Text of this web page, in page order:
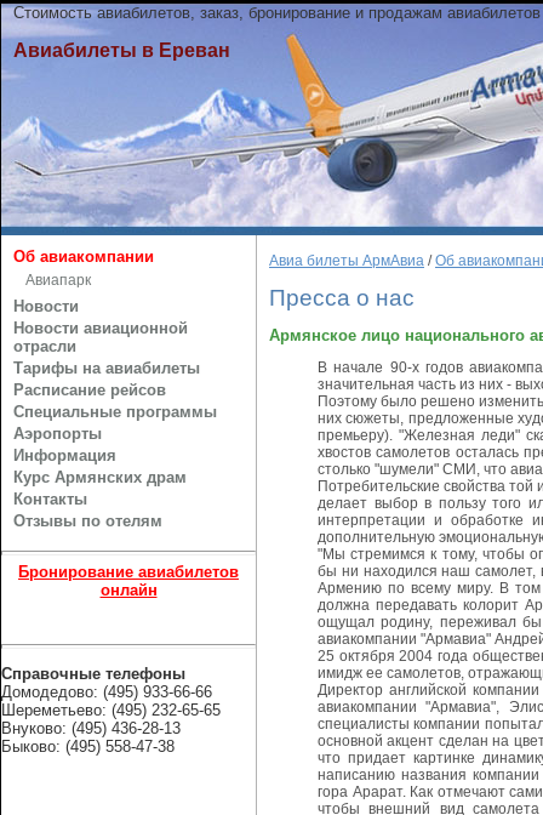
Стоимость авиабилетов, заказ, бронирование и продажам
Авиабилеты в Ереван
Об авиакомпании
Авиапарк
Новости
Новости авиационной
отрасли
Тарифы на авиабилеты
Расписание рейсов
Специальные программы
Аэропорты
Информация
Курс Армянских драм
Контакты
Отзывы по отелям
Бронирование авиабилетов
онлайн
Справочные телефоны
Домодедово: (495) 933-66-66
Шереметьево: (495) 232-65-65
Внуково: (495) 436-28-13
Быково: (495) 558-47-38
Авиа билеты АрмАвиа /Об
Пресса о нас
Армянское лицо национального
В начале 90-х годов
значительная часть из них -
Поэтому было решено изменить
них сюжеты, предложенные
премьеру). "Железная леди"
хвостов самолетов осталась
столько "шумели" СМИ, что
Потребительские свойства
делает выбор в пользу того
интерпретации и обработке
дополнительную
"Мы стремимся к тому, чтобы
бы ни находился наш самолет,
Армению по всему миру. В том
должна передавать колорит
ощущал родину, переживал бы
авиакомпании "Армавиа"
25 октября 2004 года
имидж ее самолетов,
Директор английской
авиакомпании "Армавиа",
специалисты компании
основной акцент сделан на
что придает картинке
написанию названия
гора Арарат. Как отмечают
чтобы внешний вид